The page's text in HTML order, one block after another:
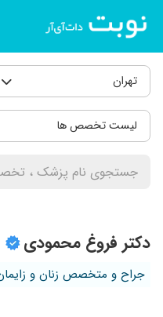
تهران
لیست تخصص ها
دکتر فروغ محمودی
جراح و متخصص زنان و